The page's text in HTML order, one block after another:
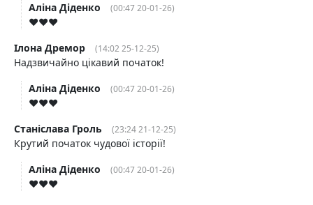
Аліна Діденко
(00:47 20-01-26)
♥️♥️♥️
Ілона Дремор
(14:02 25-12-25)
Надзвичайно цікавий початок!
Аліна Діденко
(00:47 20-01-26)
♥️♥️♥️
Станіслава Гроль
(23:24 21-12-25)
Крутий початок чудової історії!
Аліна Діденко
(00:47 20-01-26)
♥️♥️♥️